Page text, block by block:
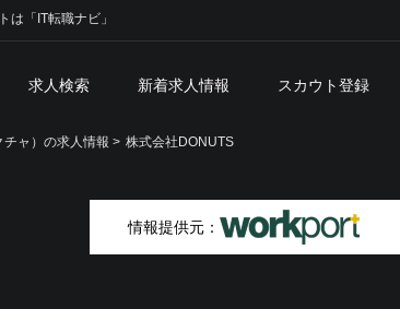
は「IT転職ナビ」
求人検索 新着求人情報 スカウト登録
ャ）の求人情報 > 株式会社DONUTS
情報提供元：